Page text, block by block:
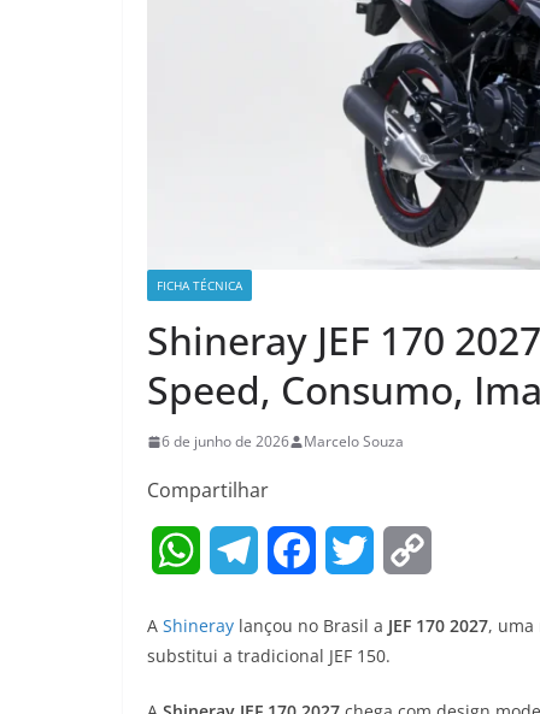
FICHA TÉCNICA
Shineray JEF 170
Speed, Consumo,
6 de junho de 2026 Marcelo Souza
Compartilhar
W
a
c
i
A Shineray lançou no Brasil a JEF 170 2027, uma
substitui a tradicional JEF 150.